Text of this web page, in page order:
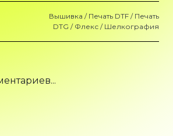
Вышивка / Печать DTF / Печать
DTG / Флекс / Шелкография